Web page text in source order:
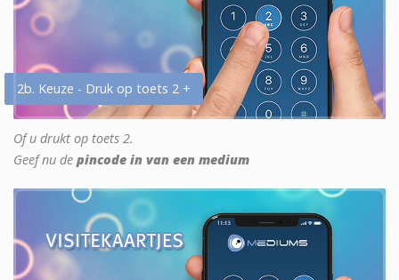
2b. Keuze - Druk op toets 2 +
Of u drukt op toets 2.
Geef nu de pincode in van een medium